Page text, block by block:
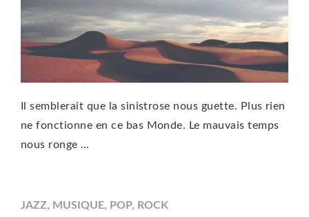
Il semblerait que la sinistrose nous guette. Plus rien
ne fonctionne en ce bas Monde. Le mauvais temps
nous ronge …
JAZZ, MUSIQUE, POP, ROCK